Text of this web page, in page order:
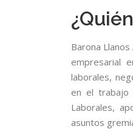
Barona
empresarial
laborales,
en el trabajo
Laborales,
asuntos